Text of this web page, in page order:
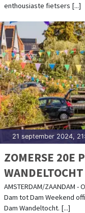
enthousiaste fietsers [...]
21 september 2024,
ZOMERSE 20E
AMSTERDAM/ZAANDAM
Dam tot Dam Weekend
Dam Wandeltocht. [...]